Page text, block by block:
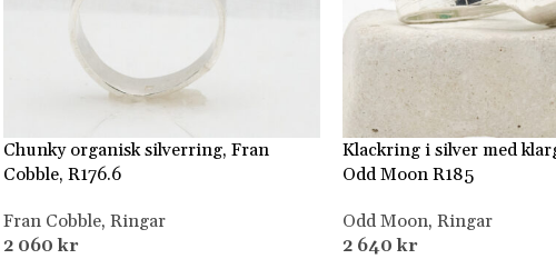
Chunky organisk silverring, Fran
Cobble, R176.6
Fran Cobble, Ringar
2 060kr
Klackring i silver med
Odd Moon R185
Odd Moon, Ringar
2 640kr